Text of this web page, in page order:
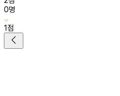
0명
1점